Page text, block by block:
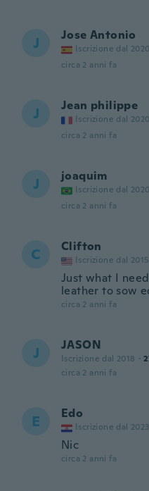
J Jose Antonio
Iscrizione dal 2020
circa 2 anni fa
J Jean philippe
Iscrizione dal 2020
circa 2 anni fa
J joaquim
Iscrizione dal 2020
circa 2 anni fa
C Clifton
Iscrizione dal 2015
Just what I
leather to sow
circa 2 anni fa
J JASON
Iscrizione dal 2018 ·
circa 2 anni fa
E Edo
Iscrizione dal 2023
Nic
circa 2 anni fa